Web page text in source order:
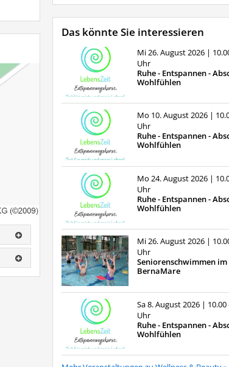
Das könnte Sie interessieren
Mi 26. August 2026 |
Uhr
Ruhe - Entspannen -
Wohlfühlen
Mo 10. August 2026 |
Uhr
Ruhe - Entspannen -
Wohlfühlen
Mo 24. August 2026 |
Uhr
Ruhe - Entspannen -
Wohlfühlen
Mi 26. August 2026 |
Uhr
Seniorenschwimmen im
BernaMare
Sa 8. August 2026 | 10.00
Uhr
Ruhe - Entspannen -
Wohlfühlen